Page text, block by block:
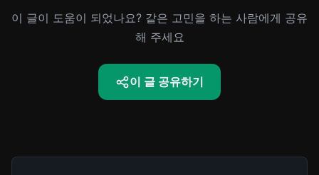
이 글이 도움이 되었나요? 같은 고민을 하는 사람에게 공유
해 주세요
이 글 공유하기